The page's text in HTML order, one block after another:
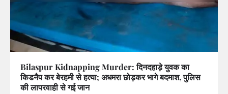
Bilaspur Kidnapping Murder: दिनदहाड़े युवक का
किडनैप कर बेरहमी से हत्या; अधमरा छोड़कर भागे बदमाश, पुलिस
की लापरवाही से गई जान